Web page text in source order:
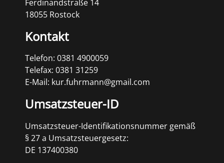
Ferdinandstraße 14
18055 Rostock
Kontakt
Telefon: 0381 4900059
Telefax: 0381 31259
E-Mail: kur.fuhrmann@gmail.com
Umsatzsteuer-ID
Umsatzsteuer-Identifikationsnummer gemäß
§ 27 a Umsatzsteuergesetz:
DE 137400380